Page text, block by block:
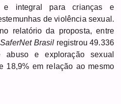
e integral para crianças e
de violência sexual.
relatório da proposta, entre
SaferNet Brasil registrou 49.336
abuso e exploração sexual
18,9% em relação ao mesmo